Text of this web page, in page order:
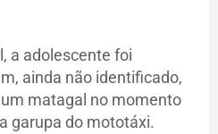
a adolescente foi
ainda não identificado,
matagal no momento
garupa do mototáxi.